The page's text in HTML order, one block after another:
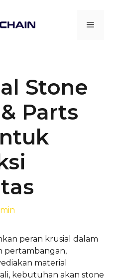
Menu
Stone
Parts
peran krusial dalam
pertambangan,
material
kebutuhan akan stone